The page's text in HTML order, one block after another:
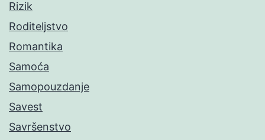
Rizik
Roditeljstvo
Romantika
Samoća
Samopouzdanje
Savest
Savršenstvo